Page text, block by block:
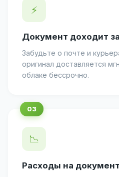
⚡
Документ доходит
Забудьте о почте и
оригинал доставляется
облаке бессрочно.
📉
Расходы на